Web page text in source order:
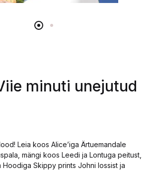
minuti unejutud
Leia koos Alice’iga Ärtuemandale
mängi koos Leedi ja Lontuga peitust,
Hoodiga Skippy prints Johni lossist ja